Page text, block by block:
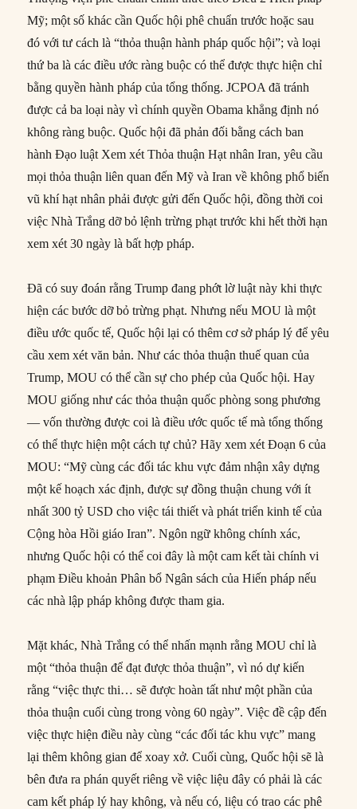
Mỹ; một số khác cần Quốc hội phê chuẩn trước hoặc sau
đó với tư cách là “thỏa thuận hành pháp quốc hội”; và loại
thứ ba là các điều ước ràng buộc có thể được thực hiện chỉ
bằng quyền hành pháp của tổng thống. JCPOA đã tránh
được cả ba loại này vì chính quyền Obama khẳng định nó
không ràng buộc. Quốc hội đã phản đối bằng cách ban
hành Đạo luật Xem xét Thỏa thuận Hạt nhân Iran, yêu cầu
mọi thỏa thuận liên quan đến Mỹ và Iran về không phổ biến
vũ khí hạt nhân phải được gửi đến Quốc hội, đồng thời coi
việc Nhà Trắng dỡ bỏ lệnh trừng phạt trước khi hết thời hạn
xem xét 30 ngày là bất hợp pháp.
Đã có suy đoán rằng Trump đang phớt lờ luật này khi thực
hiện các bước dỡ bỏ trừng phạt. Nhưng nếu MOU là một
điều ước quốc tế, Quốc hội lại có thêm cơ sở pháp lý để yêu
cầu xem xét văn bản. Như các thỏa thuận thuế quan của
Trump, MOU có thể cần sự cho phép của Quốc hội. Hay
MOU giống như các thỏa thuận quốc phòng song phương
— vốn thường được coi là điều ước quốc tế mà tổng thống
có thể thực hiện một cách tự chủ? Hãy xem xét Đoạn 6 của
MOU: “Mỹ cùng các đối tác khu vực đảm nhận xây dựng
một kế hoạch xác định, được sự đồng thuận chung với ít
nhất 300 tỷ USD cho việc tái thiết và phát triển kinh tế của
Cộng hòa Hồi giáo Iran”. Ngôn ngữ không chính xác,
nhưng Quốc hội có thể coi đây là một cam kết tài chính vi
phạm Điều khoản Phân bổ Ngân sách của Hiến pháp nếu
các nhà lập pháp không được tham gia.
Mặt khác, Nhà Trắng có thể nhấn mạnh rằng MOU chỉ là
một “thỏa thuận để đạt được thỏa thuận”, vì nó dự kiến
rằng “việc thực thi… sẽ được hoàn tất như một phần của
thỏa thuận cuối cùng trong vòng 60 ngày”. Việc đề cập đến
việc thực hiện điều này cùng “các đối tác khu vực” mang
lại thêm không gian để xoay xở. Cuối cùng, Quốc hội sẽ là
bên đưa ra phán quyết riêng về việc liệu đây có phải là các
cam kết pháp lý hay không, và nếu có, liệu có trao các phê